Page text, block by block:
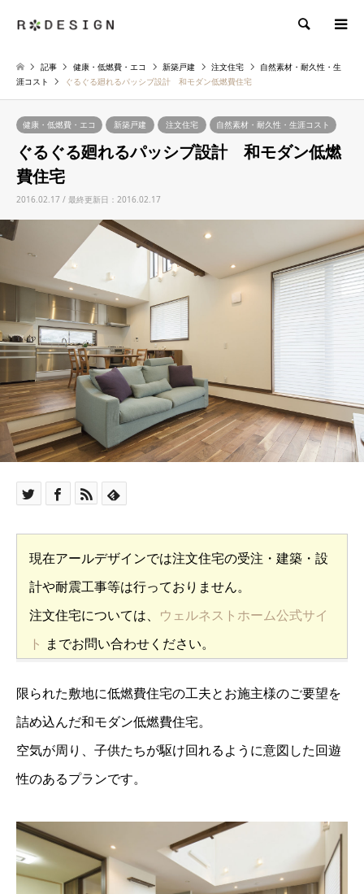
検索
記事 健康・低燃費・エコ 新築戸建 注文住宅
自然素材・耐久性・生
涯コスト
ぐるぐる廻れるパッシブ設計 和モダン低燃費住宅
健康・低燃費・エコ 新築戸建 注文住宅 自然素材・耐久性・生涯コスト
ぐるぐる廻れるパッシブ設計 和モダン低燃
費住宅
2016.02.17 / 最終更新日：2016.02.17
現在アールデザインでは注文住宅の受注・建築・設
計や耐震工事等は行っておりません。
注文住宅については、 ウェルネストホーム公式サイ
ト までお問い合わせください。
限られた敷地に低燃費住宅の工夫とお施主様のご要望を
詰め込んだ和モダン低燃費住宅。
空気が周り、子供たちが駆け回れるように意図した回遊
性のあるプランです。